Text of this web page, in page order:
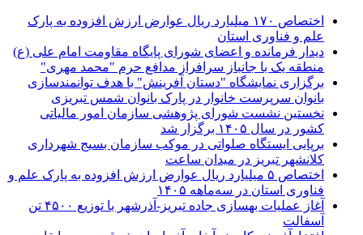
اختصاص ۱۷۰ میلیارد ریال عوارض ارزش افزوده به پارک
علم و فناوری استان
دیدار فرمانده و اعضای شورای پایگاه مقاومت امام علی (ع)
منطقه یک با جانباز سرافراز مدافع حرم "محمد مهری"
برگزاری نمایشگاه "دستان آفرینش" با هدف توانمندسازی
بانوان سرپرست خانوار در پارک بانوان شمس تبریزی
نخستین نشست شورای پژوهشی سازمان امور مالیاتی
کشور در سال ۱۴۰۵ برگزار شد
برپایی ایستگاه صلواتی در موکب سازمان بسیج شهرداری
کلانشهر تبریز در میدان ساعت
اختصاص ۵ میلیارد ریال عوارض ارزش افزوده به پارک علم و
فناوری استان در سه‌ماهه ۱۴۰۵
آغاز عملیات بهسازی جاده تبریز-آذرشهر با توزیع ۴۵۰۰ تن
آسفالت